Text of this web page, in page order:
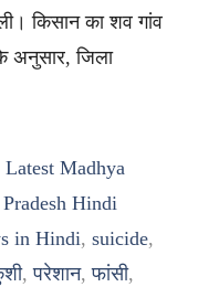
किसान का शव गांव
अनुसार, जिला
Latest Madhya
Hindi
in Hindi, suicide,
,परेशान,फांसी,